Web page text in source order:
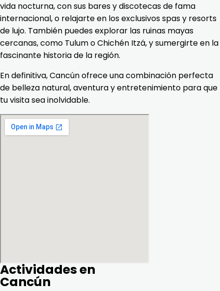
vida nocturna, con sus bares y discotecas de fama
internacional, o relajarte en los exclusivos spas y resorts
de lujo. También puedes explorar las ruinas mayas
cercanas, como Tulum o Chichén Itzá, y sumergirte en la
fascinante historia de la región.
En definitiva, Cancún ofrece una combinación perfecta
de belleza natural, aventura y entretenimiento para que
tu visita sea inolvidable.
Actividades en
Cancún